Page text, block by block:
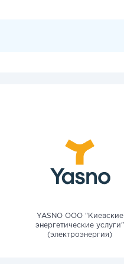
YASNO OOO "Киевские
энергетические услуги"
(электроэнергия)